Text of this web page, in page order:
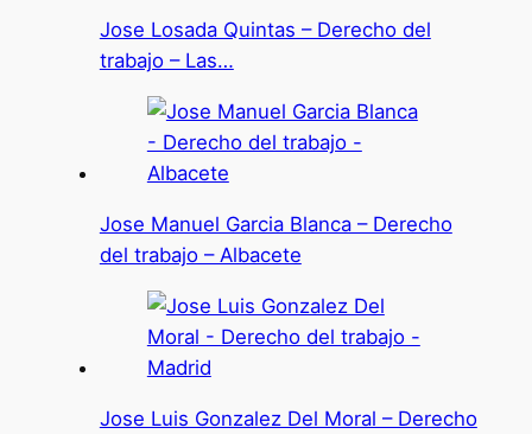
Jose Losada Quintas – Derecho del
trabajo – Las…
Jose Manuel Garcia Blanca – Derecho
del trabajo – Albacete
Jose Luis Gonzalez Del Moral – Derecho